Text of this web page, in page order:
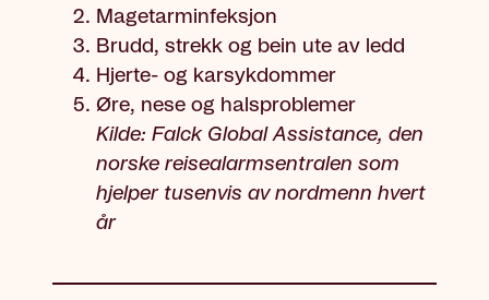
Magetarminfeksjon
Brudd, strekk og bein ute av ledd
Hjerte- og karsykdommer
Øre, nese og halsproblemer
Kilde: Falck Global Assistance, den
norske reisealarmsentralen som
hjelper tusenvis av nordmenn hvert
år